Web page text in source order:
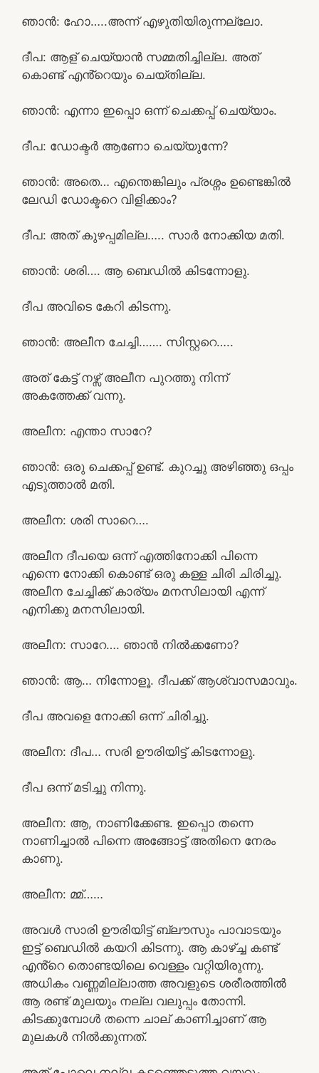
ഞാൻ: ഹോ…..അന്ന് എഴുതിയിരുന്നല്ലോ.
ദീപ: ആള് ചെയ്യാൻ സമ്മതിച്ചില്ല. അത്
കൊണ്ട് എൻ്റെയും ചെയ്തില്ല.
ഞാൻ: എന്നാ ഇപ്പൊ ഒന്ന് ചെക്കപ്പ് ചെയ്യാം.
ദീപ: ഡോക്ടർ ആണോ ചെയ്യുന്നേ?
ഞാൻ: അതെ… എന്തെങ്കിലും പ്രശ്നം ഉണ്ടെങ്കിൽ
ലേഡി ഡോക്ടറെ വിളിക്കാം?
ദീപ: അത് കുഴപ്പമില്ല….. സാർ നോക്കിയ മതി.
ഞാൻ: ശരി…. ആ ബെഡിൽ കിടന്നോളു.
ദീപ അവിടെ കേറി കിടന്നു.
ഞാൻ: അലീന ചേച്ചി……. സിസ്റ്ററെ…..
അത് കേട്ട് നഴ്സ് അലീന പുറത്തു നിന്ന്
അകത്തേക്ക് വന്നു.
അലീന: എന്താ സാറേ?
ഞാൻ: ഒരു ചെക്കപ്പ് ഉണ്ട്. കുറച്ചു അഴിഞ്ഞു ഒപ്പം
എടുത്താൽ മതി.
അലീന: ശരി സാറെ….
അലീന ദീപയെ ഒന്ന് എത്തിനോക്കി പിന്നെ
എന്നെ നോക്കി കൊണ്ട് ഒരു കള്ള ചിരി ചിരിച്ചു.
അലീന ചേച്ചിക്ക് കാര്യം മനസിലായി എന്ന്
എനിക്കു മനസിലായി.
അലീന: സാറേ…. ഞാൻ നിൽക്കണോ?
ഞാൻ: ആ… നിന്നോളൂ. ദീപക്ക് ആശ്വാസമാവും.
ദീപ അവളെ നോക്കി ഒന്ന് ചിരിച്ചു.
അലീന: ദീപ… സരി ഊരിയിട്ട് കിടന്നോളു.
ദീപ ഒന്ന് മടിച്ചു നിന്നു.
അലീന: ആ, നാണിക്കേണ്ട. ഇപ്പൊ തന്നെ
നാണിച്ചാൽ പിന്നെ അങ്ങോട്ട്‌ അതിനെ നേരം
കാണു.
അലീന: മ്മ്……
അവൾ സാരി ഊരിയിട്ട് ബ്ലൗസും പാവാടയും
ഇട്ട് ബെഡിൽ കയറി കിടന്നു. ആ കാഴ്ച്ച കണ്ട്
എൻ്റെ തൊണ്ടയിലെ വെള്ളം വറ്റിയിരുന്നു.
അധികം വണ്ണമില്ലാത്ത അവളുടെ ശരീരത്തിൽ
ആ രണ്ട് മുലയും നല്ല വലുപ്പം തോന്നി.
കിടക്കുമ്പോൾ തന്നെ ചാല് കാണിച്ചാണ് ആ
മുലകൾ നിൽക്കുന്നത്.